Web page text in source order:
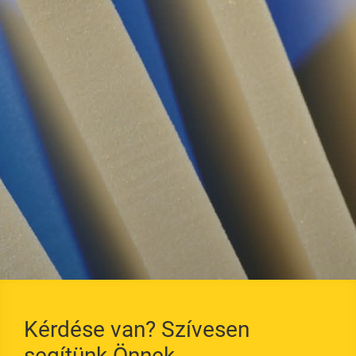
Tetőfelújítás
Térnyerés
Nedvességálló
Merev poliuretán
Szarufa szigetelés
Szarufa alatti
szigetelés
Teljesítménynyilatkoza
tok
Tanúsítás
AGB / EKB
Kérdése van? Szívesen